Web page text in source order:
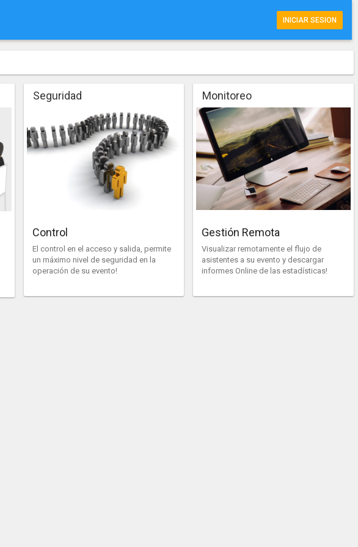
Seguridad
Control
El control en el acceso y salida, permite
un máximo nivel de seguridad en la
operación de su evento!
Monitoreo
Gestión Remota
Visualizar remotamente el flujo de
asistentes a su evento y descargar
informes Online de las estadísticas!